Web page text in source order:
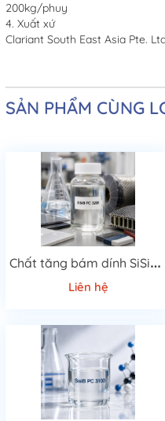
200kg/phuy
4. Xuất xứ
Clariant South East Asia Pte.
SẢN PHẨM CÙNG
C
hất tăng bám dính SiSiB PC 3200
Liên hệ